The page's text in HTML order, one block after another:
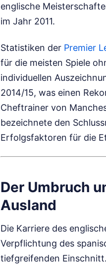
englische
im Jahr 2011.
Statistiken der Premier
für die meisten Spiele
individuellen
2014/15, was einen
Cheftrainer von
bezeichnete den
Erfolgsfaktoren für die
Der Umbruch
Ausland
Die Karriere des
Verpflichtung des
tiefgreifenden